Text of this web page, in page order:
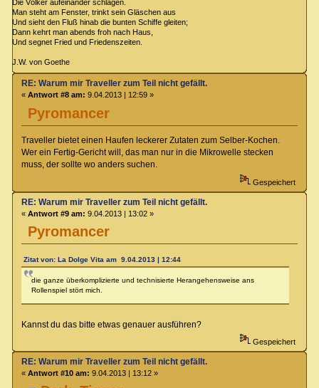
Die Völker aufeinander schlagen.
Man steht am Fenster, trinkt sein Gläschen aus
Und sieht den Fluß hinab die bunten Schiffe gleiten;
Dann kehrt man abends froh nach Haus,
Und segnet Fried und Friedenszeiten.
J.W. von Goethe
Pyromancer
RE: Warum mir Traveller zum Teil nicht gefällt.
« Antwort #8 am: 9.04.2013 | 12:59 »
Traveller bietet einen Haufen leckerer Zutaten zum Selber-Kochen.
Wer ein Fertig-Gericht will, das man nur in die Mikrowelle stecken
muss, der sollte wo anders suchen.
Gespeichert
Pyromancer
RE: Warum mir Traveller zum Teil nicht gefällt.
« Antwort #9 am: 9.04.2013 | 13:02 »
Zitat von: La Dolge Vita am 9.04.2013 | 12:44
die ganze überkomplizierte und technisierte Herangehensweise ans
Rollenspiel stört mich.
Kannst du das bitte etwas genauer ausführen?
Gespeichert
RE: Warum mir Traveller zum Teil nicht gefällt.
« Antwort #10 am: 9.04.2013 | 13:12 »